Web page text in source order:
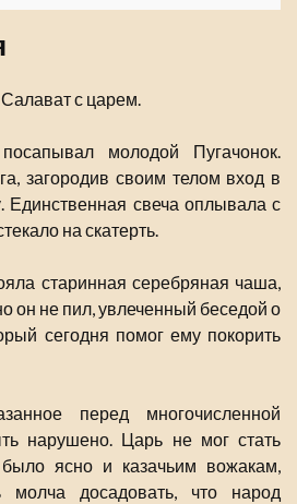
с царем.
молодой Пугачонок.
загородив своим телом вход в
Единственная свеча оплывала с
на скатерть.
старинная серебряная чаша,
он не пил, увлеченный беседой о
сегодня помог ему покорить
перед многочисленной
нарушено. Царь не мог стать
ясно и казачьим вожакам,
молча досадовать, что народ